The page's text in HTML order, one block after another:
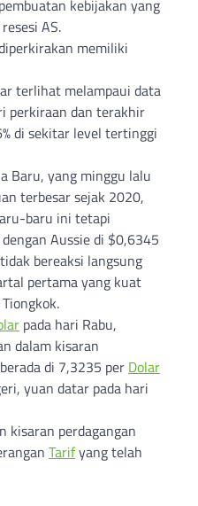
kebijakan yang
AS.
memiliki
terlihat melampaui data
perkiraan dan terakhir
di sekitar level tertinggi
Baru, yang minggu lalu
terbesar sejak 2020,
baru ini tetapi
Aussie di $0,6345
tidak bereaksi langsung
pertama yang kuat
pada hari Rabu,
dalam kisaran
di 7,3235 per Dolar
yuan datar pada hari
kisaran perdagangan
Tarifyang telah